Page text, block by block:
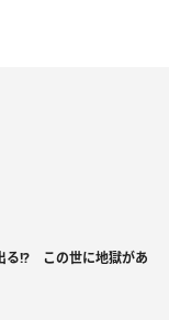
る!? この世に地獄があ